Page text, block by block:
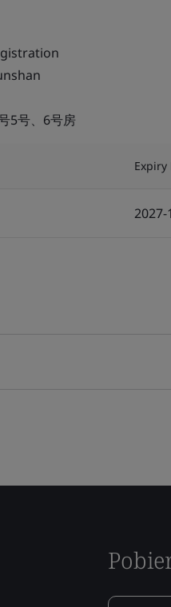
5号、6号房
Expiry
2027-